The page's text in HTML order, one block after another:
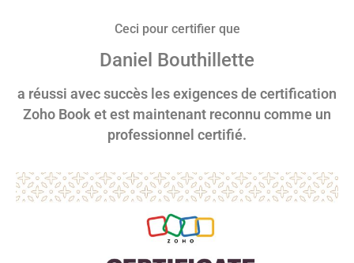
Ceci pour certifier que
Daniel Bouthillette
a réussi avec succès les exigences de certification
Zoho Book et est maintenant reconnu comme un
professionnel certifié.